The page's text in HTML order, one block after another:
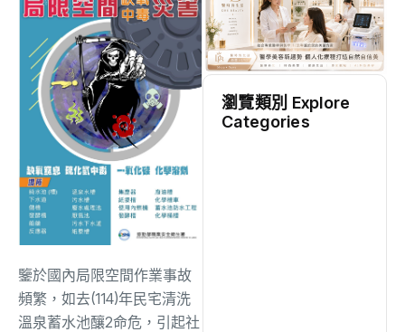
鑒於國內局限空間作業事故
頻繁，如去(114)年民宅清洗
溫泉蓄水池釀2命危，引起社
瀏覽類別 Explore
Categories